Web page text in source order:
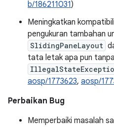
b/186211031)
Meningkatkan
pengukuran tambahan
SlidingPaneLayout
tata letak apa pun
aosp/1773623, aosp/
Perbaikan Bug
Memperbaiki masalah